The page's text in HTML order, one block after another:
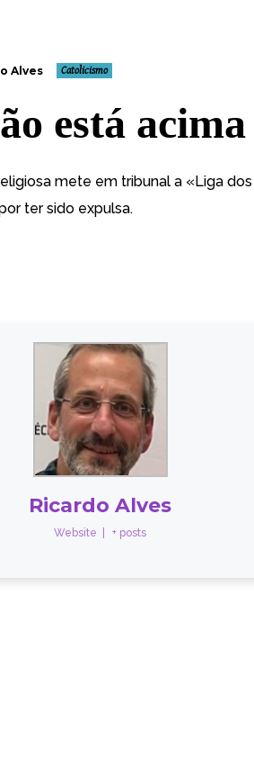
Alves Catolicismo
está
mete em tribunal a «Liga
ter sido expulsa.
Ricardo Alves
Website + posts